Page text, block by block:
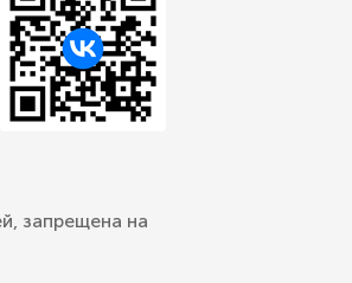
запрещена на